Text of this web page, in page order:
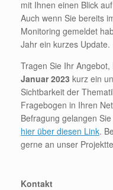
mit Ihnen einen Blick
Auch wenn Sie bereits
Monitoring gemeldet
Jahr ein kurzes Update.
Tragen Sie Ihr
Januar 2023 kurz ein
Sichtbarkeit der
Fragebogen in Ihren
Befragung gelangen
hier über diesen Link.
gerne an unser
Kontakt